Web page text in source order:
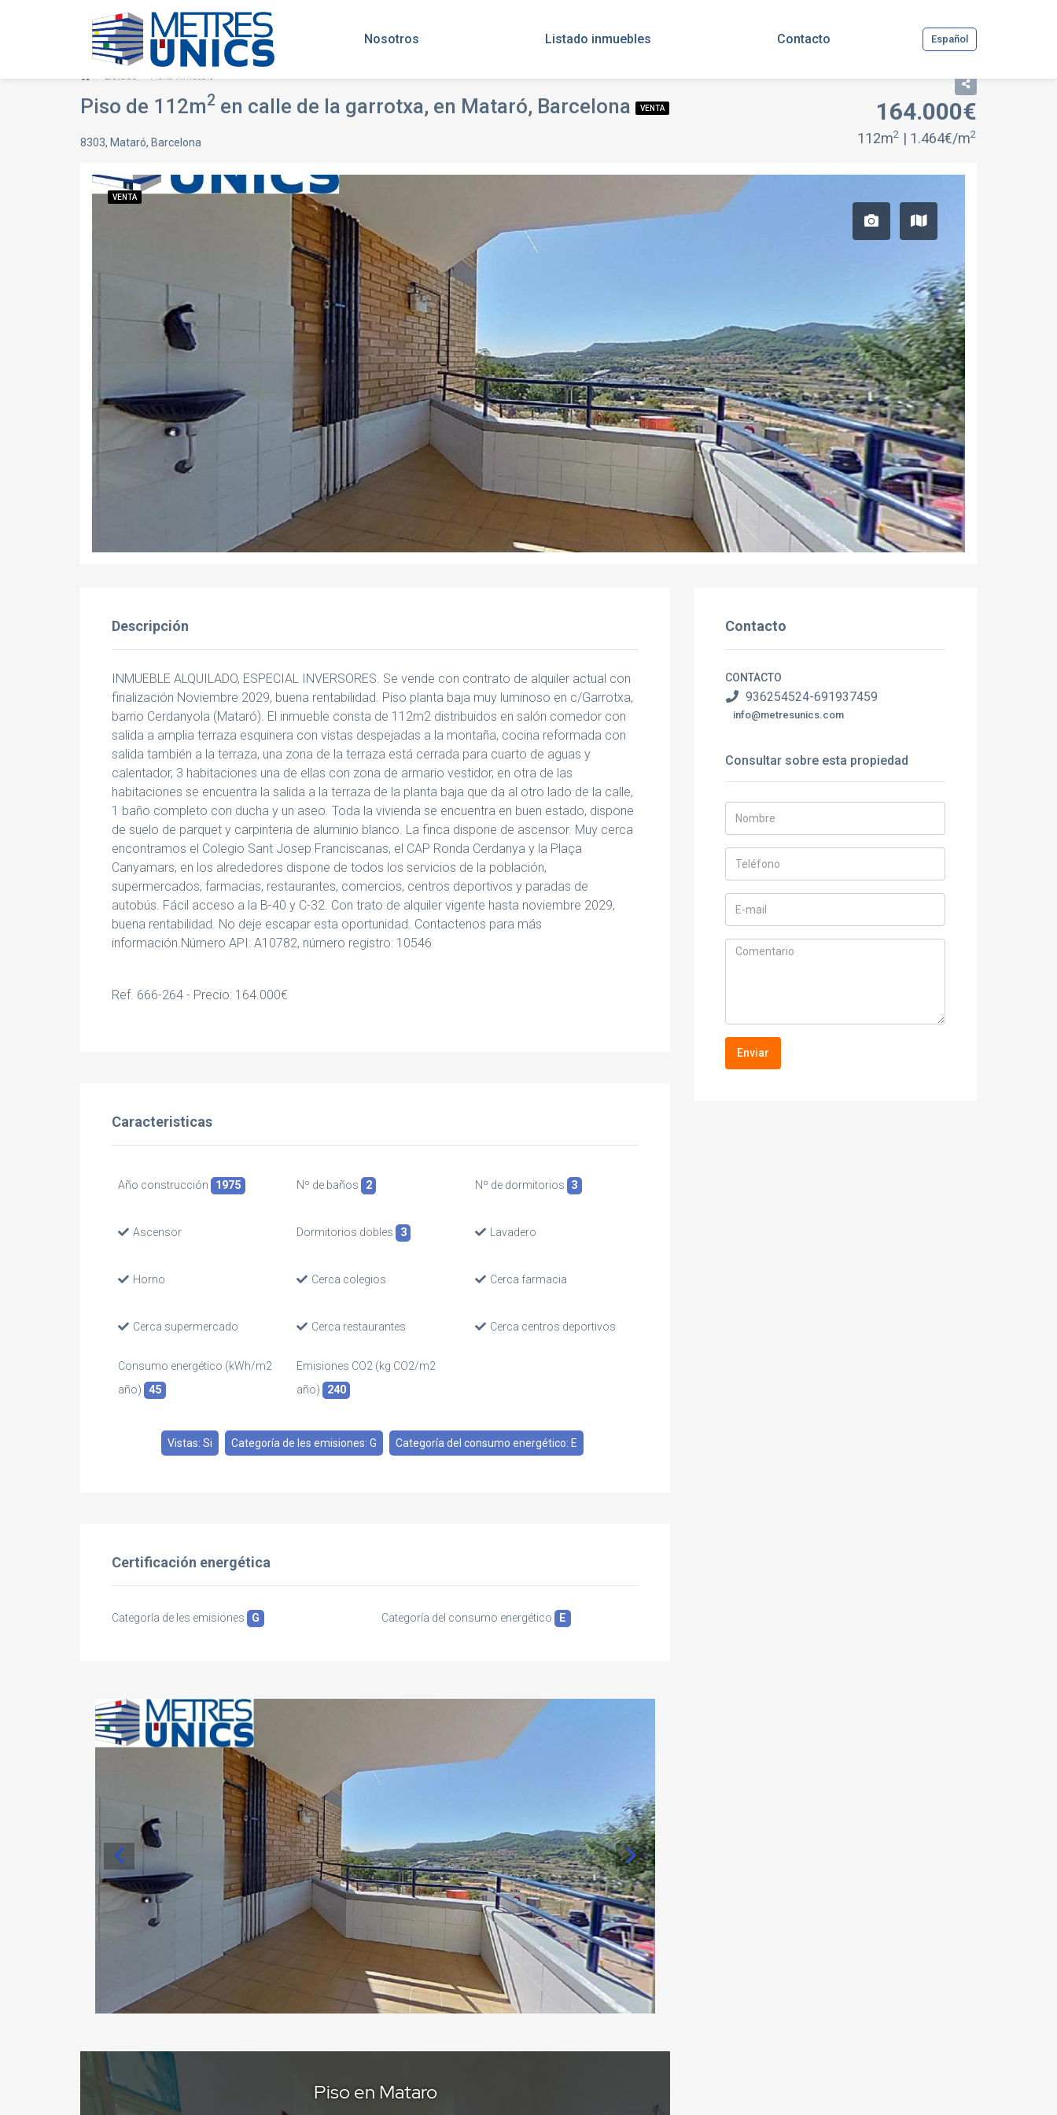
Nosotros Listado inmuebles Contacto Español
Listado Ficha inmueble
Piso de 112m2 en calle de la garrotxa, en Mataró, Barcelona VENTA
8303, Mataró, Barcelona
164.000€
112m2 | 1.464€/m2
VENTA
Descripción
INMUEBLE ALQUILADO, ESPECIAL INVERSORES. Se vende con contrato de alquiler actual con
finalización Noviembre 2029, buena rentabilidad. Piso planta baja muy luminoso en c/Garrotxa,
barrio Cerdanyola (Mataró). El inmueble consta de 112m2 distribuidos en salón comedor con
salida a amplia terraza esquinera con vistas despejadas a la montaña, cocina reformada con
salida también a la terraza, una zona de la terraza está cerrada para cuarto de aguas y
calentador, 3 habitaciones una de ellas con zona de armario vestidor, en otra de las
habitaciones se encuentra la salida a la terraza de la planta baja que da al otro lado de la calle,
1 baño completo con ducha y un aseo. Toda la vivienda se encuentra en buen estado, dispone
de suelo de parquet y carpinteria de aluminio blanco. La finca dispone de ascensor. Muy cerca
encontramos el Colegio Sant Josep Franciscanas, el CAP Ronda Cerdanya y la Plaça
Canyamars, en los alrededores dispone de todos los servicios de la población,
supermercados, farmacias, restaurantes, comercios, centros deportivos y paradas de
autobús. Fácil acceso a la B-40 y C-32. Con trato de alquiler vigente hasta noviembre 2029,
buena rentabilidad. No deje escapar esta oportunidad. Contactenos para más
información.Número API: A10782, número registro: 10546
Ref. 666-264 - Precio: 164.000€
Caracteristicas
Año construcción 1975 Nº de baños 2 Nº de dormitorios 3
Ascensor Dormitorios dobles 3 Lavadero
Horno Cerca colegios Cerca farmacia
Cerca supermercado Cerca restaurantes Cerca centros deportivos
Consumo energético (kWh/m2
año)
45
Emisiones CO2 (kg CO2/m2
año)
240
Vistas: Si Categoría de les emisiones: G Categoría del consumo energético: E
Certificación energética
Categoría de les emisiones G Categoría del consumo energético E
Contacto
CONTACTO
936254524-691937459
info@metresunics.com
Consultar sobre esta propiedad
Enviar